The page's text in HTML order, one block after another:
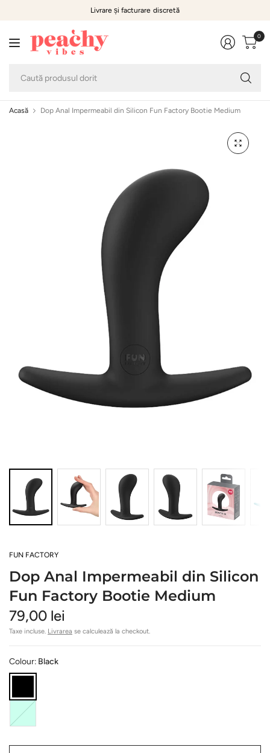
Livrare și facturare discretă
0
Acasă Dop Anal Impermeabil din Silicon Fun Factory Bootie Medium
FUN FACTORY
Dop Anal Impermeabil din Silicon
Fun Factory Bootie Medium
79,00 lei
Taxe incluse. Livrarea se calculează la checkout.
Colour: Black
u
m